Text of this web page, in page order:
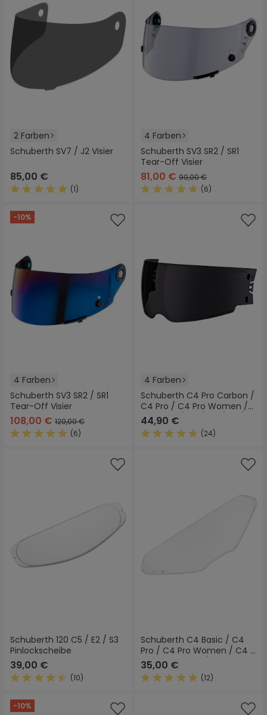
2 Farben
Schuberth SV7 / J2 Visier
85,00 €
(1)
4 Farben
Schuberth SV3 SR2 / SR1
Tear-Off Visier
81,00 € 90,00 €
(6)
-10%
4 Farben
Schuberth SV3 SR2 / SR1
Tear-Off Visier
108,00 € 120,00 €
(6)
4 Farben
Schuberth C4 Pro Carbon /
C4 Pro / C4 Pro Women /
C4 Basic / C4 / C3 / S2 / E1
Sonnenvisier
44,90 €
(24)
Schuberth 120 C5 / E2 / S3
Pinlockscheibe
39,00 €
(10)
Schuberth C4 Basic / C4
Pro / C4 Pro Women / C4 /
C4 Pro Carbon / SV5 120
Pinlockscheibe
35,00 €
(12)
-10%